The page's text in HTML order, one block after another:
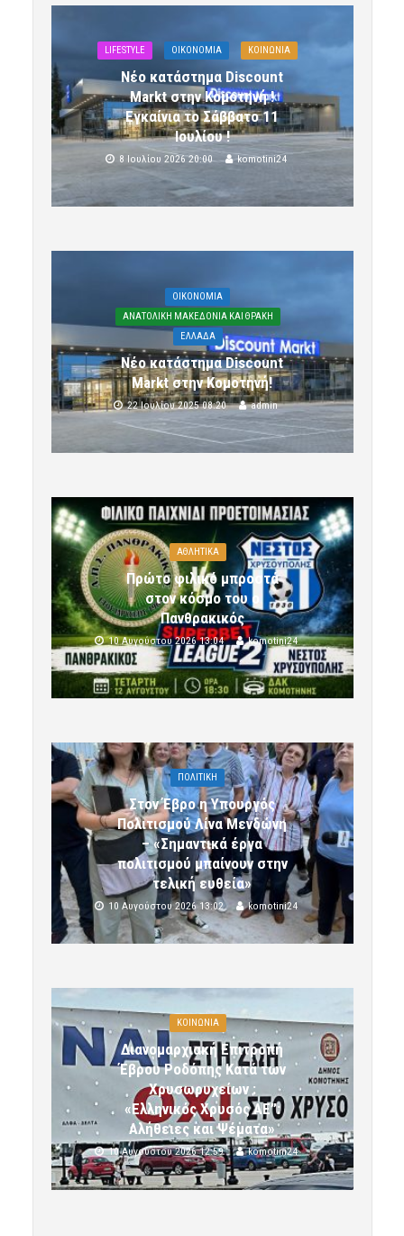
LIFESTYLE OIKONOMIA ΚΟΙΝΩΝΙΑ
Νέο κατάστημα Discount
Markt στην Κομοτηνή !
Εγκαίνια το Σάββατο 11
Ιουλίου !
8 Ιουλίου 2026 20:00 komotini24
OIKONOMIA
ΑΝΑΤΟΛΙΚΗ ΜΑΚΕΔΟΝΙΑ ΚΑΙ ΘΡΑΚΗ
ΕΛΛΑΔΑ
Νέο κατάστημα Discount
Markt στην Κομοτηνή!
22 Ιουλίου 2025 08:20 admin
ΑΘΛΗΤΙΚΑ
Πρώτο φιλικό μπροστά
στον κόσμο του ο
Πανθρακικός
10 Αυγούστου 2026 13:04 komotini24
ΠΟΛΙΤΙΚΗ
Στον Έβρο η Υπουργός
Πολιτισμού Λίνα Μενδώνη
– «Σημαντικά έργα
πολιτισμού μπαίνουν στην
τελική ευθεία»
10 Αυγούστου 2026 13:02 komotini24
ΚΟΙΝΩΝΙΑ
Διανομαρχιακή Επιτροπή
Έβρου Ροδόπης Κατά των
Χρυσωρυχείων :
«Ελληνικός Χρυσός ΑΕ”:
Αλήθειες και Ψέματα»
10 Αυγούστου 2026 12:59 komotini24